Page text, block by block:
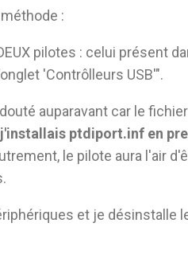
:
pilotes : celui présent
'Contrôlleurs USB'".
auparavant car le
ptdiport.inf en
le pilote aura l'air
et je désinstalle